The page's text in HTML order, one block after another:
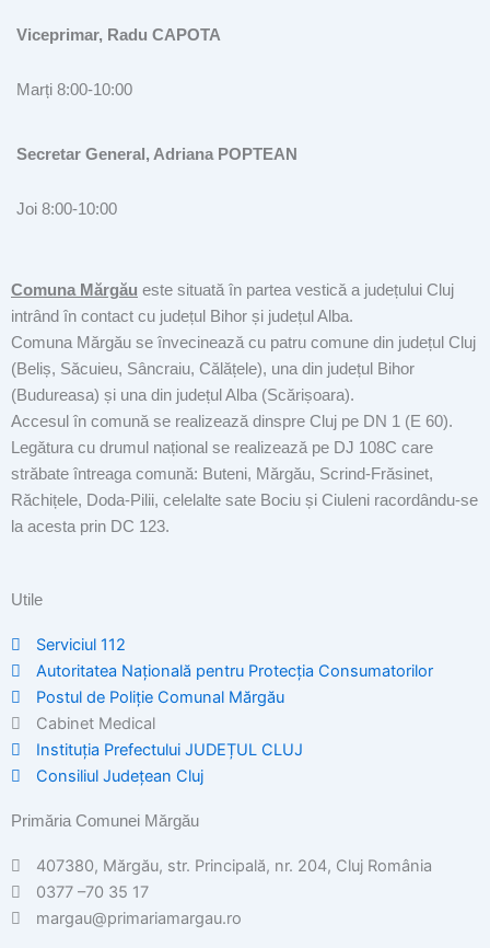
Viceprimar, Radu CAPOTA
Marți 8:00-10:00
Secretar General, Adriana POPTEAN
Joi 8:00-10:00
Comuna Mărgău este situată în partea vestică a județului Cluj
intrând în contact cu județul Bihor și județul Alba.
Comuna Mărgău se învecinează cu patru comune din județul Cluj
(Beliș, Săcuieu, Sâncraiu, Călățele), una din județul Bihor
(Budureasa) și una din județul Alba (Scărișoara).
Accesul în comună se realizează dinspre Cluj pe DN 1 (E 60).
Legătura cu drumul național se realizează pe DJ 108C care
străbate întreaga comună: Buteni, Mărgău, Scrind-Frăsinet,
Răchițele, Doda-Pilii, celelalte sate Bociu și Ciuleni racordându-se
la acesta prin DC 123.
Utile
Serviciul 112
Autoritatea Națională pentru Protecția Consumatorilor
Postul de Poliţie Comunal Mărgău
Cabinet Medical
Instituția Prefectului JUDEȚUL CLUJ
Consiliul Județean Cluj
Primăria Comunei Mărgău
407380, Mărgău, str. Principală, nr. 204, Cluj România
0377 –70 35 17
margau@primariamargau.ro